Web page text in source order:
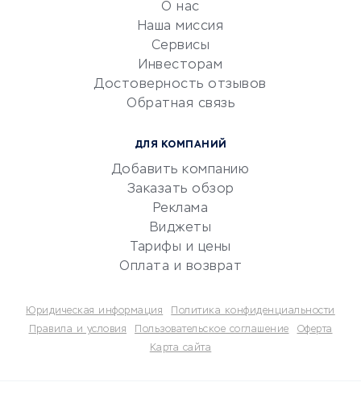
документооборот
Юридические компании
Бухгалтерия онлайн
Потребительские кредиты
О нас
Наша миссия
Сервисы
Инвесторам
Достоверность отзывов
Обратная связь
ДЛЯ КОМПАНИЙ
Добавить компанию
Заказать обзор
Реклама
Виджеты
Тарифы и цены
Оплата и возврат
Юридическая информация
Политика конфиденциальности
Правила и условия
Пользовательское соглашение
Оферта
Карта сайта